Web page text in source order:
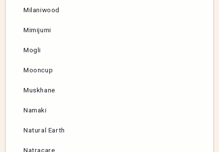
Milaniwood
Mimijumi
Mogli
Mooncup
Muskhane
Namaki
Natural Earth
Natracare